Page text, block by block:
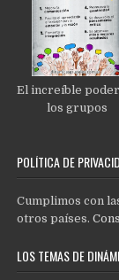
El increíble
los grupos
POLÍTICA DE
Cumplimos con
otros países.
LOS TEMAS DE